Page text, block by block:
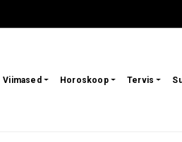
Viimased Horoskoop Tervis